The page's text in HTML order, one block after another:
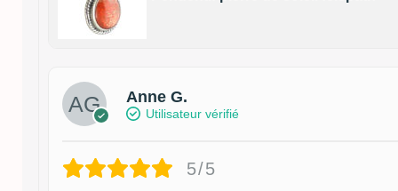
Anne G.
Utilisateur vérifié
5/5